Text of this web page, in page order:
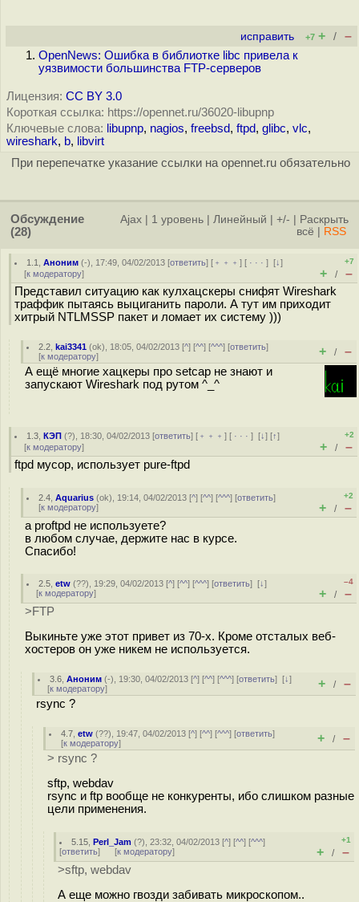
исправить +7 + / –
OpenNews: Ошибка в библиотке libc привела к
уязвимости большинства FTP-серверов
Лицензия: CC BY 3.0
Короткая ссылка: https://opennet.ru/36020-libupnp
Ключевые слова: libupnp, nagios, freebsd, ftpd, glibc, vlc,
wireshark, b, libvirt
При перепечатке указание ссылки на opennet.ru обязательно
Обсуждение
(28)
Ajax 1 уровень Линейный +/-
Раскрыть
всё
RSS
1.1 ,Аноним (-), 17:49, 04/02/2013 [ответить] [ ﹢﹢﹢] [ · · ·][↓]
[к модератору]
+7
+ / –
Представил ситуацию как кулхацскеры снифят Wireshark
траффик пытаясь выциганить пароли. А тут им приходит
хитрый NTLMSSP пакет и ломает их систему )))
2.2 ,kai3341 (ok), 18:05, 04/02/2013 [^] [^^] [^^^] [ответить]
[к модератору] + / –
А ещё многие хацкеры про setcap не знают и
запускают Wireshark под рутом ^_^
1.3 ,КЭП (?), 18:30, 04/02/2013 [ответить] [ ﹢﹢﹢] [ · · ·][↓] [↑]
[к модератору]
+2
+ / –
ftpd мусор, использует pure-ftpd
2.4 ,Aquarius (ok), 19:14, 04/02/2013 [^] [^^] [^^^] [ответить]
[к модератору]
+2
+ / –
а proftpd не используете?
в любом случае, держите нас в курсе.
Спасибо!
2.5 ,etw (??), 19:29, 04/02/2013 [^] [^^] [^^^] [ответить][↓]
[к модератору]
–4
+ / –
>FTP
Выкиньте уже этот привет из 70-х. Кроме отсталых веб-
хостеров он уже никем не используется.
3.6 ,Аноним (-), 19:30, 04/02/2013 [^] [^^] [^^^] [ответить][↓]
[к модератору] + / –
rsync ?
4.7 ,etw (??), 19:47, 04/02/2013 [^] [^^] [^^^] [ответить]
[к модератору] + / –
> rsync ?
sftp, webdav
rsync и ftp вообще не конкуренты, ибо слишком разные
цели применения.
5.15 ,Perl_Jam (?), 23:32, 04/02/2013 [^] [^^] [^^^]
[ответить] [к модератору]
+1
+ / –
>sftp, webdav
А еще можно гвозди забивать микроскопом..